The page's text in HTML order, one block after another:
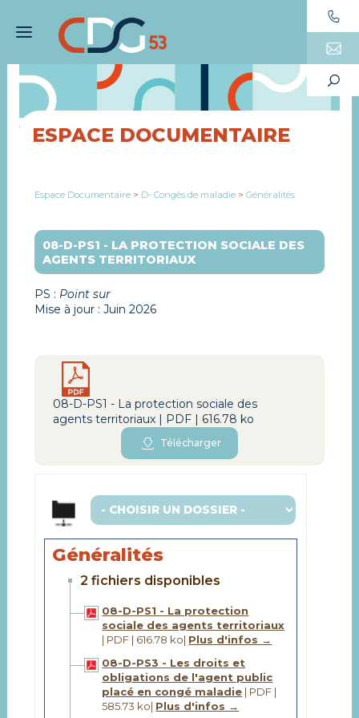
ESPACE DOCUMENTAIRE
Espace Documentaire > D- Congés de maladie > Généralités
08-D-PS1 - LA PROTECTION SOCIALE DES
AGENTS TERRITORIAUX
PS : Point sur
Mise à jour : Juin 2026
08-D-PS1 - La protection sociale des
agents territoriaux | PDF | 616.78 ko
Télécharger
Généralités
2 fichiers disponibles
08-D-PS1 - La protection
sociale des agents territoriaux
| PDF | 616.78 ko| Plus d'infos →
08-D-PS3 - Les droits et
obligations de l'agent public
placé en congé maladie | PDF |
585.73 ko| Plus d'infos →